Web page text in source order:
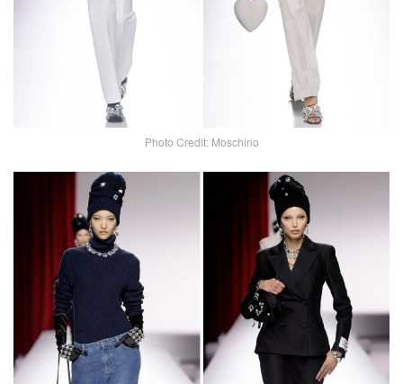
Photo Credit: Moschino